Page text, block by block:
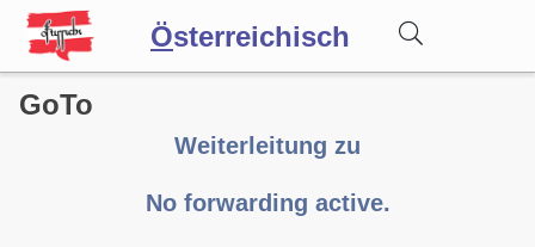
Österreichisch
Wörterbuch
GoTo
Weiterleitung zu
No forwarding active.